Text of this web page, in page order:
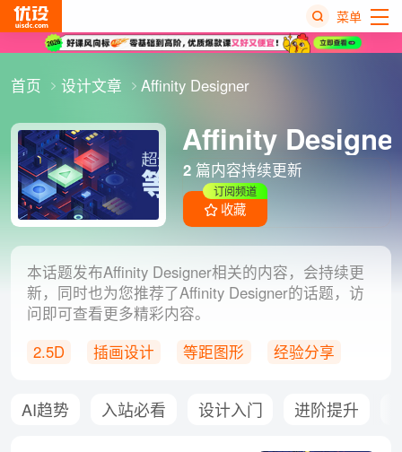
菜单
首页 设计文章 Affinity Designer
Affinity
2 篇内容持续更新
收藏
订阅频道
本话题发布Affinity Designer相关的内容，会持续更
新，同时也为您推荐了Affinity Designer的话题，访
问即可查看更多精彩内容。
2.5D
插画设计 等距图形
经验分享
AI趋势 入站必看 设计入门 进阶提升